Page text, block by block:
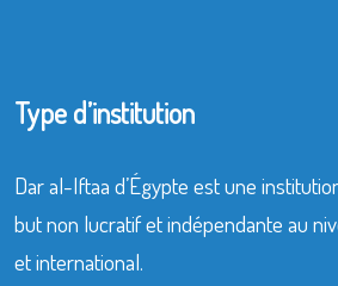
Type d’institution
Dar al-Iftaa d’Égypte est une
but non lucratif et indépendante au
et international.